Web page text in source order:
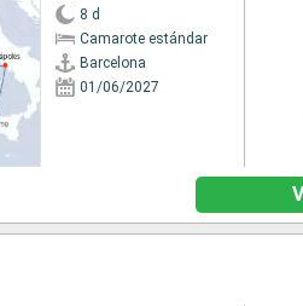
8 d
Camarote estándar
Barcelona
01/06/2027